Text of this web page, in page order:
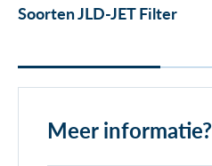
Meer informatie?
Soorten JLD-JET Filter